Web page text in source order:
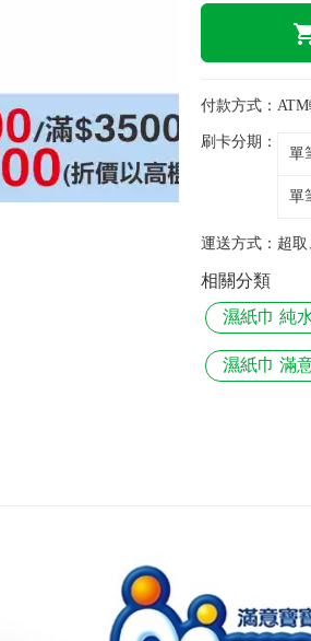
付款方式：
刷卡分期：
單
單
運送方式： 超
相關分類
濕紙巾 純
濕紙巾 滿